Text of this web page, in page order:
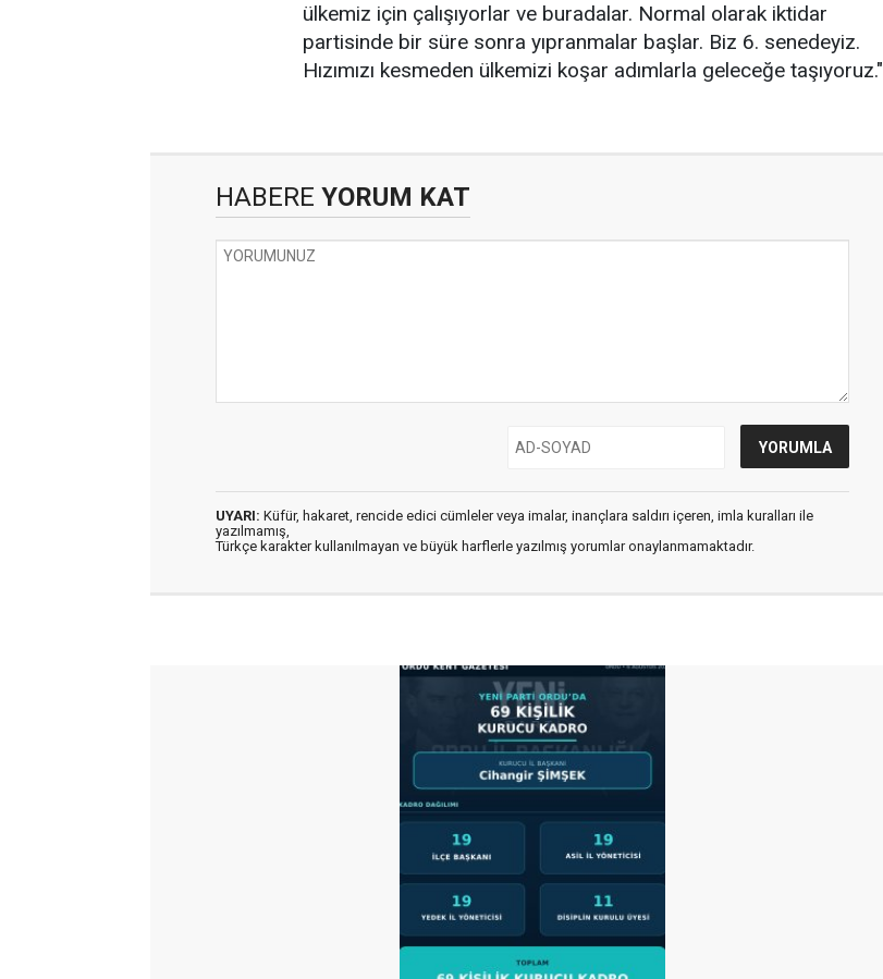
ülkemiz için çalışıyorlar ve buradalar. Normal olarak iktidar
partisinde bir süre sonra yıpranmalar başlar. Biz 6. senedeyiz.
Hızımızı kesmeden ülkemizi koşar adımlarla geleceğe taşıyoruz."
HABERE YORUM KAT
UYARI: Küfür, hakaret, rencide edici cümleler veya imalar, inançlara saldırı içeren, imla kuralları ile
yazılmamış,
Türkçe karakter kullanılmayan ve büyük harflerle yazılmış yorumlar onaylanmamaktadır.